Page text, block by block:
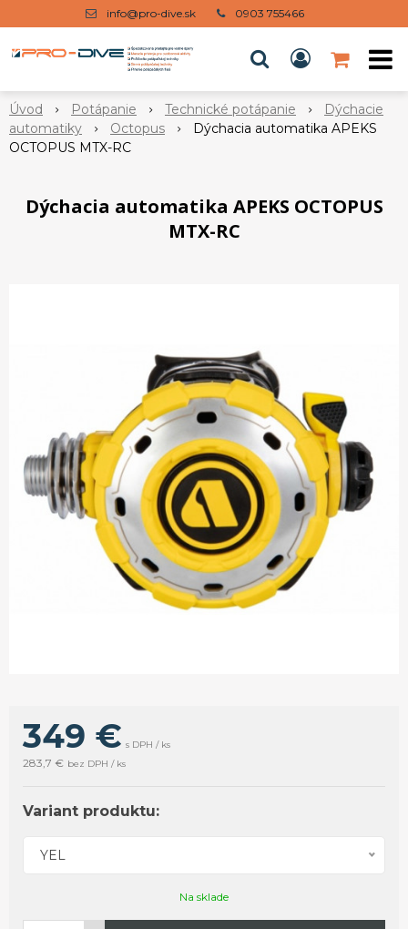
info@pro-dive.sk 0903 755466
Úvod Potápanie Technické potápanie
Dýchacie
automatiky
Octopus
Dýchacia automatika APEKS
OCTOPUS MTX-RC
Dýchacia automatika APEKS OCTOPUS
MTX-RC
349 € s DPH / ks
283,7 € bez DPH / ks
Variant produktu:
YEL
Na sklade